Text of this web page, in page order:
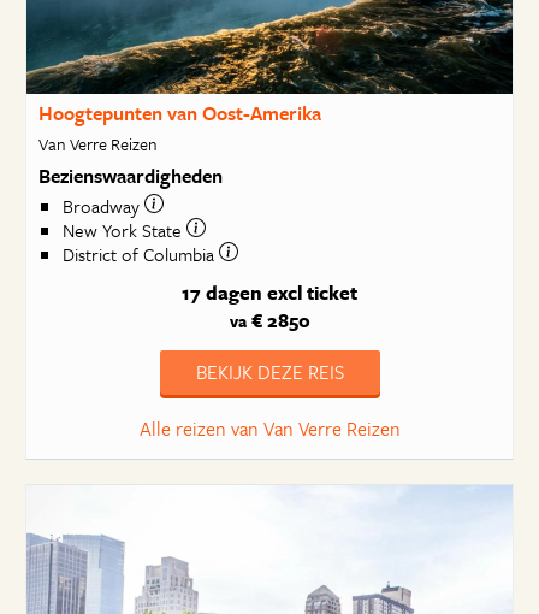
Hoogtepunten van Oost-Amerika
Van Verre Reizen
Bezienswaardigheden
Broadway
New York State
District of Columbia
17 dagen excl ticket
va€ 2850
BEKIJK DEZE REIS
Alle reizen van Van Verre Reizen